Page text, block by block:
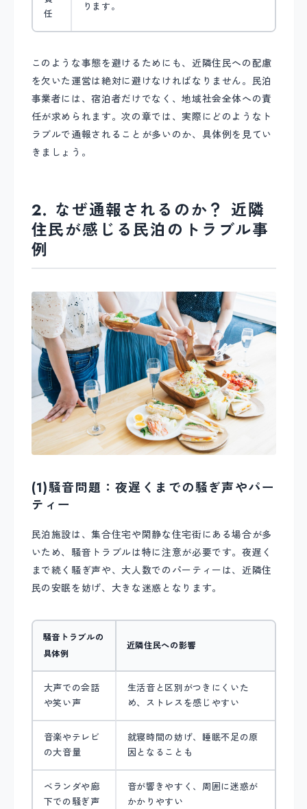
任
ります。
このような事態を避けるためにも、近隣住民への配慮
を欠いた運営は絶対に避けなければなりません。民泊
事業者には、宿泊者だけでなく、地域社会全体への責
任が求められます。次の章では、実際にどのようなト
ラブルで通報されることが多いのか、具体例を見てい
きましょう。
2. なぜ通報されるのか？ 近隣
住民が感じる民泊のトラブル事
例
(1)騒音問題：夜遅くまでの騒ぎ声やパー
ティー
民泊施設は、集合住宅や閑静な住宅街にある場合が多
いため、騒音トラブルは特に注意が必要です。夜遅く
まで続く騒ぎ声や、大人数でのパーティーは、近隣住
民の安眠を妨げ、大きな迷惑となります。
騒音トラブルの
具体例
近隣住民への影響
大声での会話
や笑い声
生活音と区別がつきにくいた
め、ストレスを感じやすい
音楽やテレビ
の大音量
就寝時間の妨げ、睡眠不足の原
因となることも
ベランダや廊
下での騒ぎ声
音が響きやすく、周囲に迷惑が
かかりやすい